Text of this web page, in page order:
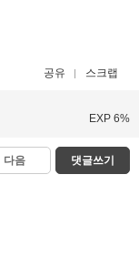
공유 스크랩
EXP 6%
다음 댓글쓰기